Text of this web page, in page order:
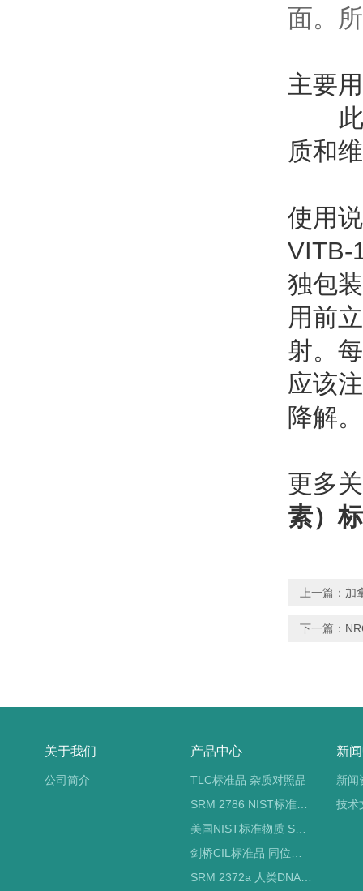
面。
主要
此
质和
使用
VITB-
独包
用前
射。
应该
降解
更多
素）
上一篇： 加
下一篇：
关于我们
公司简介
产品中心
TLC标准品 杂质对照品
SRM 2786 NIST标准物质 PM2.5标准品
美国NIST标准物质 SRM标准品
SRM 2372a 人类DNA定量标准品 NIST标准物质
新
新闻
技术